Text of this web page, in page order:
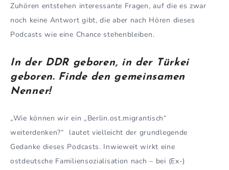
Zuhören entstehen interessante Fragen, auf die es zwar
noch keine Antwort gibt, die aber nach Hören dieses
Podcasts wie eine Chance stehenbleiben.
In der DDR geboren, in der Türkei
geboren. Finde den gemeinsamen
Nenner!
„Wie können wir ein „Berlin.ost.migrantisch“
weiterdenken?“ lautet vielleicht der grundlegende
Gedanke dieses Podcasts. Inwieweit wirkt eine
ostdeutsche Familiensozialisation nach – bei (Ex-)